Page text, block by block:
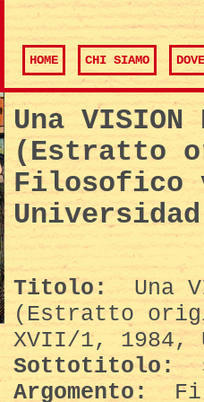
HOME CHI SIAMO
Una VISION
(Estratto
Filosofico
Titolo:
Una
(Estratto
XVII/1, 1984,
Sottotitolo:
Argomento: